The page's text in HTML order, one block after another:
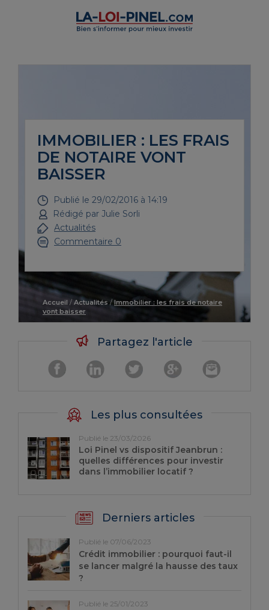
IMMOBILIER : LES FRAIS
DE NOTAIRE VONT
BAISSER
Publié le 29/02/2016 à 14:19
Rédigé par Julie Sorli
Actualités
Commentaire 0
Accueil / Actualités / Immobilier : les frais de notaire
vont baisser
Partagez l'article
Les plus consultées
Publié le 23/03/2026
Loi Pinel vs dispositif Jeanbrun :
quelles différences pour investir
dans l’immobilier locatif ?
Derniers articles
Publié le 07/06/2023
Crédit immobilier : pourquoi faut-il
se lancer malgré la hausse des taux
?
Publié le 25/01/2023